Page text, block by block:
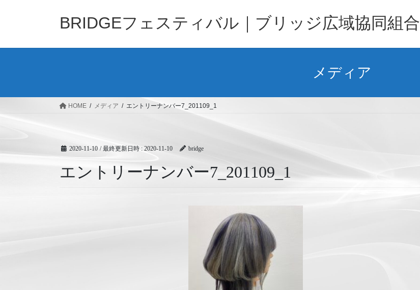
プ
動
BRIDGEフェスティバル｜ブリッジ広域協同組合
メディア
HOME メディア エントリーナンバー7_201109_1
2020-11-10 / 最終更新日時 : 2020-11-10 bridge
エントリーナンバー7_201109_1